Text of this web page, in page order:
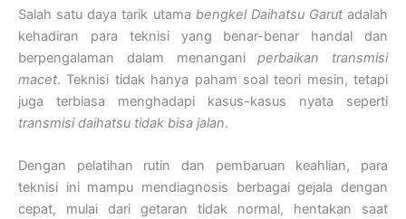
Salah satu daya tarik utama bengkel Daihatsu Garutadalah
kehadiran para teknisi yang benar-benar handal dan
berpengalaman dalam menanganiperbaikan transmisi
macet. Teknisi tidak hanya paham soal teori mesin, tetapi
juga terbiasa menghadapi kasus-kasus nyata seperti
transmisi daihatsu tidak bisa jalan.
Dengan pelatihan rutin dan pembaruan keahlian, para
teknisi ini mampu mendiagnosis berbagai gejala dengan
cepat, mulai dari getaran tidak normal, hentakan saat